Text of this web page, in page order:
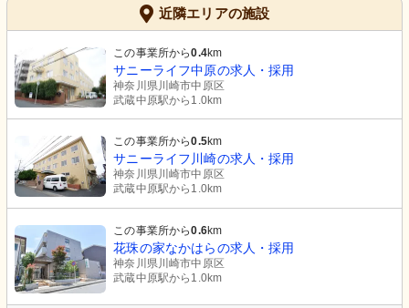
近隣エリアの施設
この事業所から0.4km
サニーライフ中原の求人・採用
神奈川県川崎市中原区
武蔵中原駅から1.0km
この事業所から0.5km
サニーライフ川崎の求人・採用
神奈川県川崎市中原区
武蔵中原駅から1.0km
この事業所から0.6km
花珠の家なかはらの求人・採用
神奈川県川崎市中原区
武蔵中原駅から1.0km